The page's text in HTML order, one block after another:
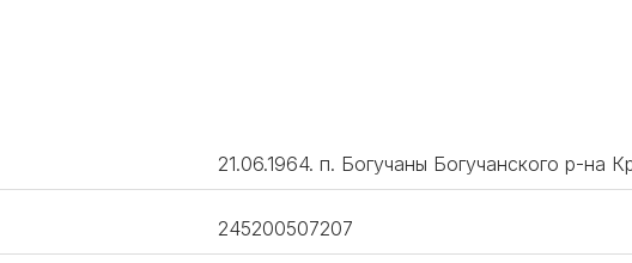
21.06.1964. п. Богучаны Богучанского р-на
245200507207